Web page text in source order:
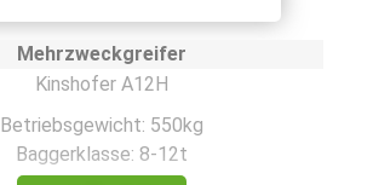
Mehrzweckgreifer
Kinshofer A12H
Betriebsgewicht: 550kg
Baggerklasse: 8-12t